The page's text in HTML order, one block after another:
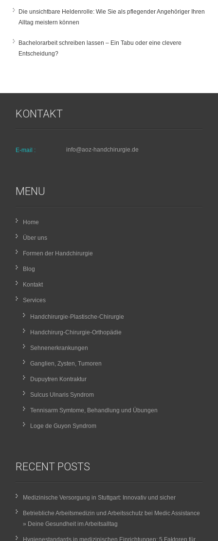
Die unsichtbare Heldenrolle: Wie Sie als pflegender Angehöriger Ihren
Alltag meistern können
Bachelorarbeit schreiben lassen – Ein Tabu oder eine clevere
Entscheidung?
KONTAKT
E-mail : info@aoz-handchirurgie.de
MENU
Home
Über uns
Formen der Handchirurgie
Blog
Kontakt
Services
Handchirurgie-Plastische-Chirurgie
Handchirurg-Chirurgie-Orthopädie
Sehnenerkrankungen
Ganglien, Zysten, Tumoren
Dupuytren Kontraktur
Sulcus Ulnaris Syndrom
Tennisarm Symtome, Behandlung und Übungen
Loge de Guyon Syndrom
RECENT POSTS
Medizinische Versorgung in Stuttgart: Innovativ und sicher
Betriebliche Arbeitsmedizin und Arbeitsschutz bei Medic Assistance
» Deine Gesundheit im Arbeitsalltag
Hygienestandards in medizinischen Einrichtungen: 5 Faktoren für